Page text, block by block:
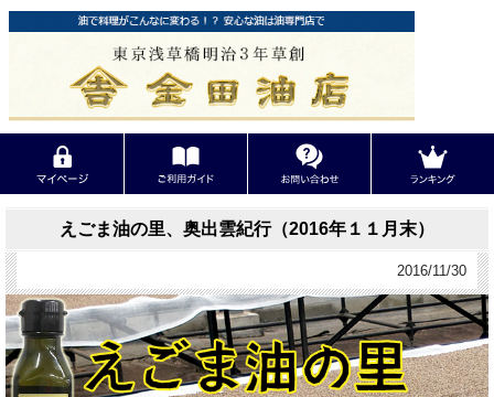
えごま油の里、奥出雲紀行（2016年１１月末）
2016/11/30